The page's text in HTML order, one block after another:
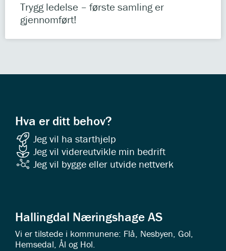
Trygg ledelse – første samling er
gjennomført!
Hva er ditt behov?
Jeg vil ha starthjelp
Jeg vil videreutvikle min bedrift
Jeg vil bygge eller utvide nettverk
Hallingdal Næringshage AS
Vi er tilstede i kommunene: Flå, Nesbyen, Gol,
Hemsedal, Ål og Hol.